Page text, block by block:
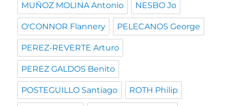
MUÑOZ MOLINA Antonio NESBO Jo
O'CONNOR Flannery PELECANOS George
PEREZ-REVERTE Arturo
PEREZ GALDOS Benito
POSTEGUILLO Santiago ROTH Philip